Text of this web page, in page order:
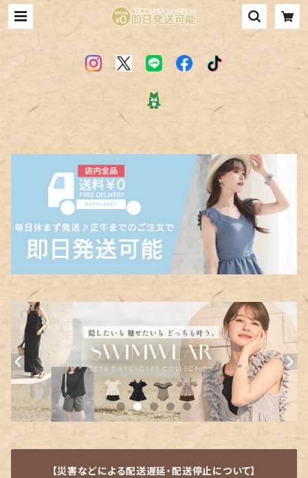
【災害などによる配送遅延・配送停止について】